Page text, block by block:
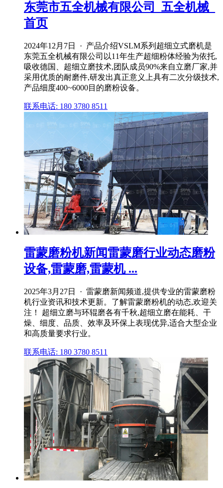
东莞市五全机械有限公司_五全机械_
首页
2024年12月7日 · 产品介绍VSLM系列超细立式磨机是
东莞五全机械有限公司以11年生产超细粉体经验为依托,
吸收德国、超细立磨技术,团队成员90%来自立磨厂家,并
采用优质的耐磨件,研发出真正意义上具有二次分级技术,
产品细度400~6000目的磨粉设备。
联系电话: 180 3780 8511
雷蒙磨粉机新闻雷蒙磨行业动态磨粉
设备,雷蒙磨,雷蒙机 ...
2025年3月27日 · 雷蒙磨新闻频道,提供专业的雷蒙磨粉
机行业资讯和技术更新。了解雷蒙磨粉机的动态,欢迎关
注！ 超细立磨与环辊磨各有千秋,超细立磨在能耗、干
燥、细度、品质、效率及环保上表现优异,适合大型企业
和高质量要求行业。
联系电话: 180 3780 8511